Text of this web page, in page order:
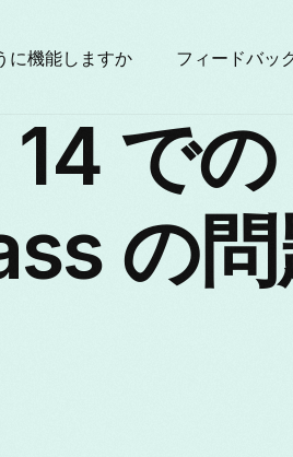
に機能しますか フィードバッ
で
の